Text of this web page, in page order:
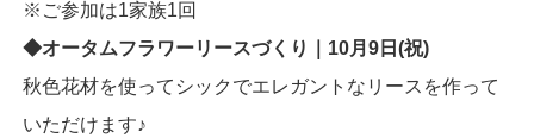
※ご参加は1家族1回
◆オータムフラワーリースづくり｜10月9日(祝)
秋色花材を使ってシックでエレガントなリースを作って
いただけます♪